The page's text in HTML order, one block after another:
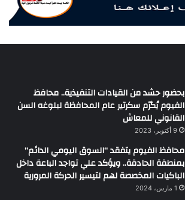
بحضور حشد من القيادات التنفيذية.. محافظ
الفيوم يُكرّم سكرتير عام المحافظة لبلوغه السن
القانوني للمعاش
9 أكتوبر، 2023
محافظ الفيوم يتفقد “السوق اليومي الدائم”
بمنطقة الحادقة.. ويؤكد علي تواجد الباعة داخل
الباكيات المخصصة لهم لتيسير الحركة المرورية
1 مارس، 2024